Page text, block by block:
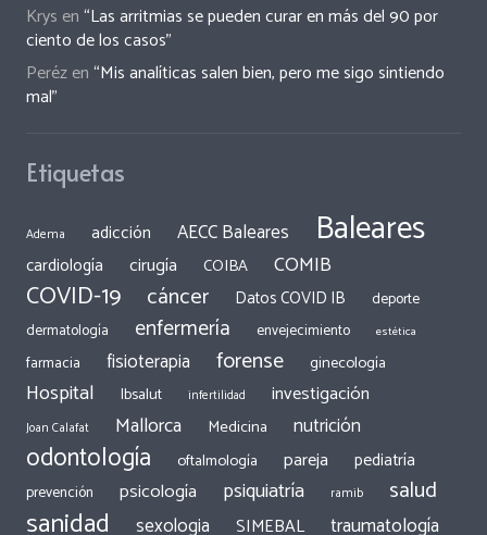
Krys en“Las arritmias se pueden curar en más del 90 por
ciento de los casos”
Perézen“Mis analíticas salen bien, pero me sigo sintiendo
mal”
Etiquetas
Adema adicción AECC Baleares Baleares
cardiología cirugía COIBA COMIB
COVID-19 cáncer Datos COVID IB
deporte
dermatología
enfermería envejecimiento estética
farmacia fisioterapia forense ginecología
Hospital Ibsalut infertilidad investigación
Joan Calafat Mallorca Medicina nutrición
odontología oftalmología pareja pediatría
prevención psicología psiquiatría ramib salud
sanidad sexologia SIMEBAL traumatología